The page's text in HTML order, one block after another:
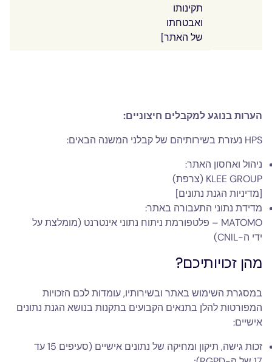
תקינותו
ואבטחתו
של האתר]
הערות בנוגע למקבלים חיצוניים:
HPS נעזרת בשירותיהם של קבלני המשנה הבאים:
ניהול ואחסון האתר:
KLEE GROUP (צרפת)
[מדיניות הגנת נתונים]
מדידת נתוני התעבורה באתר:
MATOMO – פלטפורמת ניתוח נתוני אינטרנט (מומלצת על
ידי ה-CNIL)
מהן זכויותיכם?
במסגרת השימוש באתר ובשירותיו, עומדות לכם הזכויות
המפורטות להלן בתנאים הקבועים בתקנות בנושא הגנת נתונים
אישיים:
זכות גישה, תיקון ומחיקה של נתונים אישיים (סעיפים 15 עד